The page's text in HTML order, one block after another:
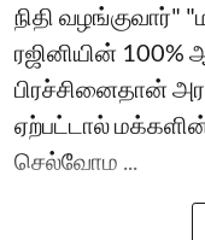
நிதி
ரஜினியின்
பிரச்சினைதான்
ஏற்பட்டால்
செல்வோம ...